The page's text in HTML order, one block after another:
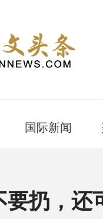
国际新闻
扔，